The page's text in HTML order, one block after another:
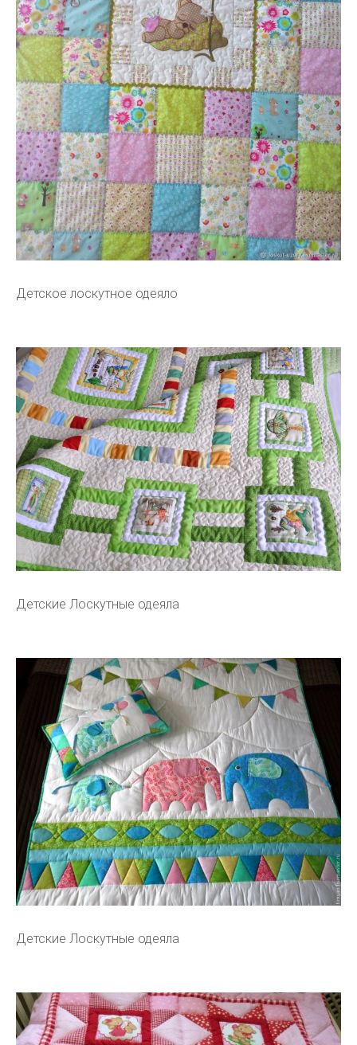
Детское лоскутное одеяло
Детские Лоскутные одеяла
Детские Лоскутные одеяла